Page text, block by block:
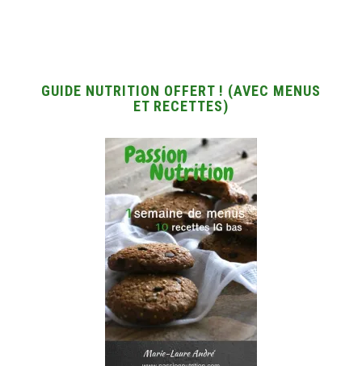
GUIDE NUTRITION OFFERT ! (AVEC MENUS
ET RECETTES)